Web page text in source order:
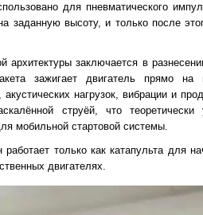
для пневматического
заданную высоту, и только после
заключается в
зажигает двигатель прямо на
нагрузок, вибрации и
струёй, что теоретически
мобильной стартовой системы.
только как катапульта для
двигателях.